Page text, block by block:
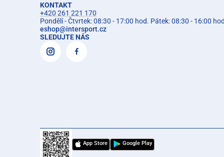
KONTAKT
+420 261 221 170
Pondělí - Čtvrtek: 08:30 - 17:00 hod. Pátek: 08:30 - 16:00
eshop@intersport.cz
SLEDUJTE NÁS
App Store Google Play